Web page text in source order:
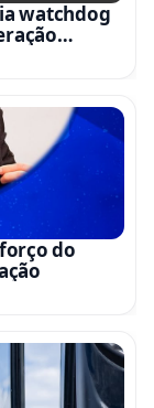
watchdog
do